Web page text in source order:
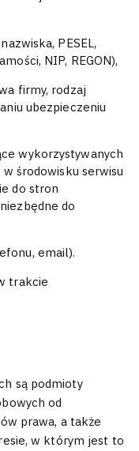
PESEL,
NIP, REGON),
firmy, rodzaj
ubezpieczeniu
wykorzystywanych
środowisku serwisu
do stron
do
email).
trakcie
są podmioty
od
prawa, a także
w którym jest to